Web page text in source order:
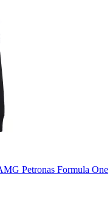
Petronas Formula One